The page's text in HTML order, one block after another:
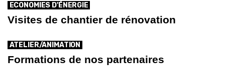
ECONOMIES D'ÉNERGIE
Visites de chantier de rénovation
ATELIER/ANIMATION
Formations de nos partenaires